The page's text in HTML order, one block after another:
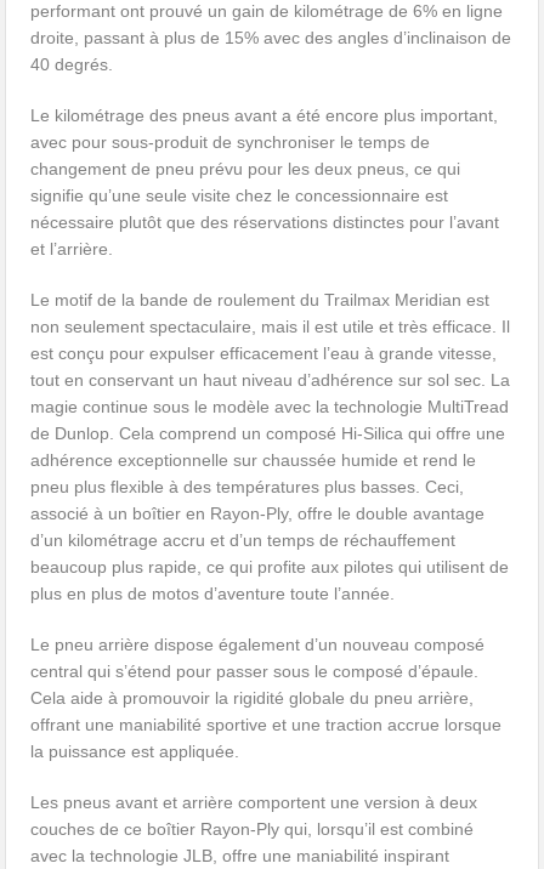
performant ont prouvé un gain de kilométrage de 6% en ligne
droite, passant à plus de 15% avec des angles d’inclinaison de
40 degrés.
Le kilométrage des pneus avant a été encore plus important,
avec pour sous-produit de synchroniser le temps de
changement de pneu prévu pour les deux pneus, ce qui
signifie qu’une seule visite chez le concessionnaire est
nécessaire plutôt que des réservations distinctes pour l’avant
et l’arrière.
Le motif de la bande de roulement du Trailmax Meridian est
non seulement spectaculaire, mais il est utile et très efficace. Il
est conçu pour expulser efficacement l’eau à grande vitesse,
tout en conservant un haut niveau d’adhérence sur sol sec. La
magie continue sous le modèle avec la technologie MultiTread
de Dunlop. Cela comprend un composé Hi-Silica qui offre une
adhérence exceptionnelle sur chaussée humide et rend le
pneu plus flexible à des températures plus basses. Ceci,
associé à un boîtier en Rayon-Ply, offre le double avantage
d’un kilométrage accru et d’un temps de réchauffement
beaucoup plus rapide, ce qui profite aux pilotes qui utilisent de
plus en plus de motos d’aventure toute l’année.
Le pneu arrière dispose également d’un nouveau composé
central qui s’étend pour passer sous le composé d’épaule.
Cela aide à promouvoir la rigidité globale du pneu arrière,
offrant une maniabilité sportive et une traction accrue lorsque
la puissance est appliquée.
Les pneus avant et arrière comportent une version à deux
couches de ce boîtier Rayon-Ply qui, lorsqu’il est combiné
avec la technologie JLB, offre une maniabilité inspirant